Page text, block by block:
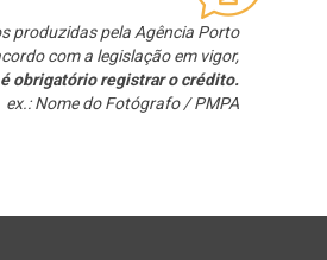
produzidas pela Agência Porto
com a legislação em vigor,
é obrigatório registrar o crédito.
ex.: Nome do Fotógrafo / PMPA